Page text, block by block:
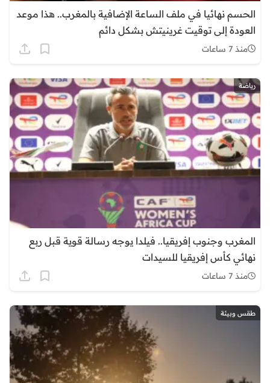
الحسم نهائيا في ملف الساعة الإضافية بالمغرب.. هذا موعد
العودة إلى توقيت غرينيتش بشكل دائم
منذ 7 ساعات
رياضة
المغرب وجنوب إفريقيا.. فيلدا يوجه رسالة قوية قبل ربع
نهائي كأس إفريقيا للسيدات
منذ 7 ساعات
طقس وبيئة